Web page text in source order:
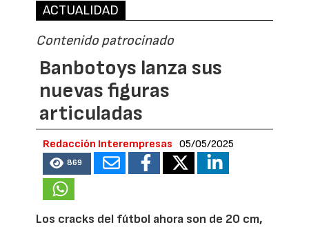
ACTUALIDAD
Contenido patrocinado
Banbotoys lanza sus
nuevas figuras
articuladas
Redacción Interempresas 05/05/2025
869
Los cracks del fútbol ahora son de 20 cm,